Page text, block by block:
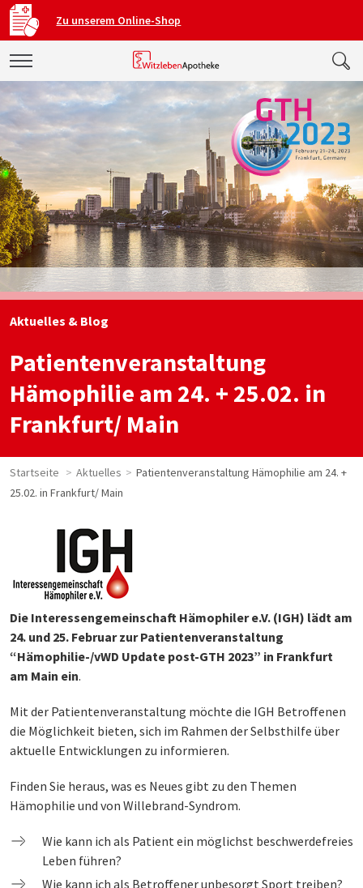
Zu unserem Online-Shop
Aktuelles & Blog
Patientenveranstaltung
Hämophilie am 24. + 25.02. in
Frankfurt/ Main
Startseite Aktuelles
Patientenveranstaltung Hämophilie am 24. +
25.02. in Frankfurt/ Main
Die Interessengemeinschaft Hämophiler e.V. (IGH) lädt am
24. und 25. Februar zur Patientenveranstaltung
“Hämophilie-/vWD Update post-GTH 2023” in Frankfurt
am Main ein.
Mit der Patientenveranstaltung möchte die IGH Betroffenen
die Möglichkeit bieten, sich im Rahmen der Selbsthilfe über
aktuelle Entwicklungen zu informieren.
Finden Sie heraus, was es Neues gibt zu den Themen
Hämophilie und von Willebrand-Syndrom.
Wie kann ich als Patient ein möglichst beschwerdefreies
Leben führen?
Wie kann ich als Betroffener unbesorgt Sport treiben?